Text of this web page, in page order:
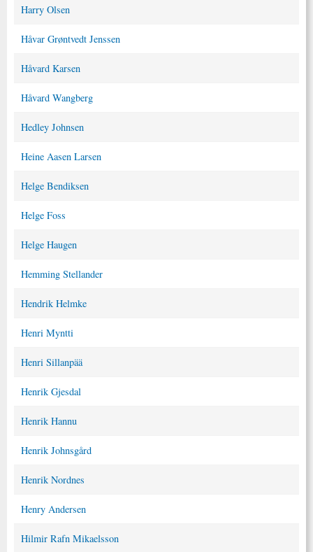
Harry Olsen
Håvar Grøntvedt Jenssen
Håvard Karsen
Håvard Wangberg
Hedley Johnsen
Heine Aasen Larsen
Helge Bendiksen
Helge Foss
Helge Haugen
Hemming Stellander
Hendrik Helmke
Henri Myntti
Henri Sillanpää
Henrik Gjesdal
Henrik Hannu
Henrik Johnsgård
Henrik Nordnes
Henry Andersen
Hilmir Rafn Mikaelsson